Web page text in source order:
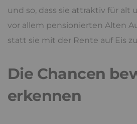
und so, dass sie attraktiv für alt
vor allem pensionierten Alten
statt sie mit der Rente auf Eis
Die Chancen
erkennen